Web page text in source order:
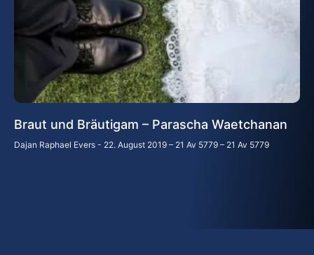
Braut und Bräutigam – Parascha Waetchanan
Dajan Raphael Evers 22. August 2019 – 21 Av 5779 – 21 Av 5779